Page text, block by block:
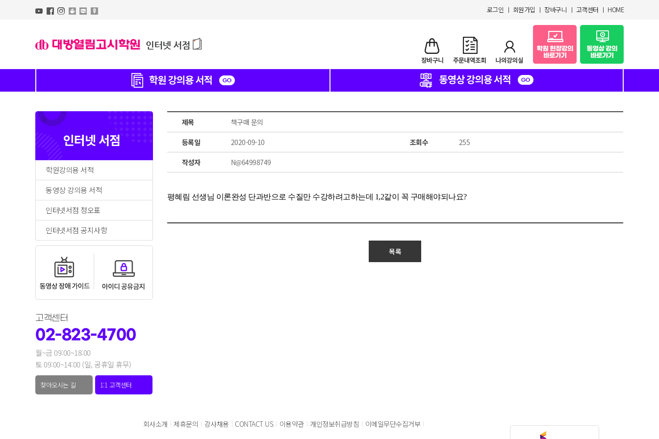
로그인 ㅣ 회원가입 ㅣ 장바구니 ㅣ 고객센터 ㅣ HOME
인터넷 서점
학원강의용 서적
동영상 강의용 서적
인터넷서점 정오표
인터넷서점 공지사항
고객센터
02-823-4700
월~금 09:00~18:00
토 09:00~14:00 (일, 공휴일 휴무)
찾아오시는 길 1:1 고객센터
제목 책구매 문의
등록일 2020-09-10 조회수 255
작성자 N@64998749
평혜림 선생님 이론완성 단과반으로 수질만 수강하려고하는데 1,2같이 꼭 구매해야되나요?
목록
회사소개 | 제휴문의 | 강사채용 | CONTACT US | 이용약관 | 개인정보취급방침 | 이메일무단수집거부 |